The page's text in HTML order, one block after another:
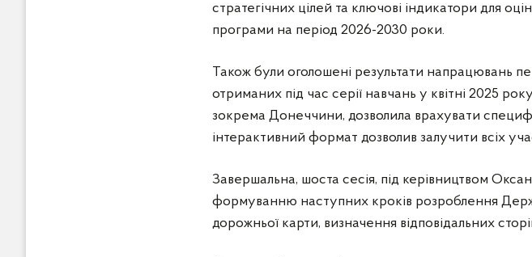
стратегічних цілей та ключові індикатори для
програми на період 2026-2030 роки.
Також були оголошені результати напрацювань
отриманих під час серії навчань у квітні 2025
зокрема Донеччини, дозволила врахувати
інтерактивний формат дозволив залучити всіх
Завершальна, шоста сесія, під керівництвом
формуванню наступних кроків розроблення
дорожньої карти, визначення відповідальних